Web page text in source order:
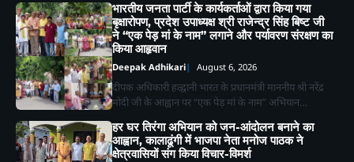
भारतीय जनता पार्टी के कार्यकर्ताओं द्वारा किया गया
बृक्षारोपण, प्रदेश उपाध्यक्ष श्री राजेन्द्र सिंह बिष्ट जी
ने “एक पेड़ मां के नाम” लगाने और पर्यावरण संरक्षण का
किया आहृवान
Deepak Adhikari August 6, 2026
दीपक अधिकारी हल्द्वानी भारत के प्रधानमंत्री माननीय श्री नरेंद्र
मोदी जी के आह्वान पर “एक पेड़ मां के नाम” अभियान…
हर घर तिरंगा अभियान को जन-आंदोलन बनाने का
आह्वान, कालाढूंगी में भाजपा नेता मनोज पाठक ने
क्षेत्रवासियों संग किया विचार-विमर्श